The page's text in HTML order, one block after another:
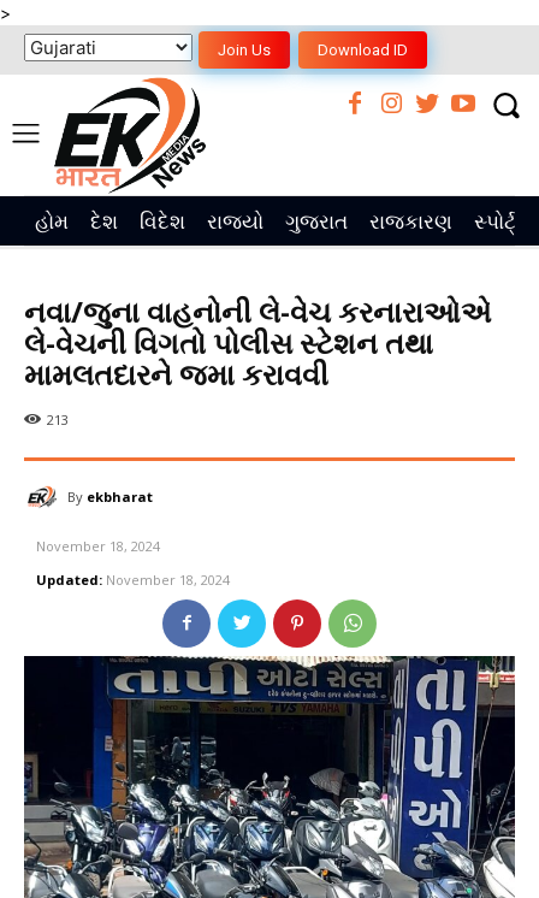
>
Join Us Download ID
હોમ દેશ વિદેશ રાજ્યો ગુજરાત રાજકારણ સ્પોર્ટ્સ
નવા/જુના વાહનોની લે-વેચ કરનારાઓએ
લે-વેચની વિગતો પોલીસ સ્ટેશન તથા
મામલતદારને જમા કરાવવી
213
By ekbharat
November 18, 2024
Updated: November 18, 2024